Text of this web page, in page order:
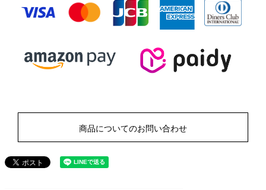
商品についてのお問い合わせ